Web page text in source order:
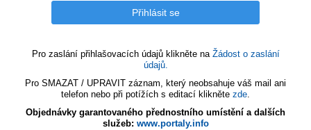
Pro zaslání přihlašovacích údajů klikněte na Žádost o zaslání
údajů.
Pro SMAZAT / UPRAVIT záznam, který neobsahuje váš mail ani
telefon nebo při potížích s editací klikněte zde.
Objednávky garantovaného přednostního umístění a dalších
služeb: www.portaly.info